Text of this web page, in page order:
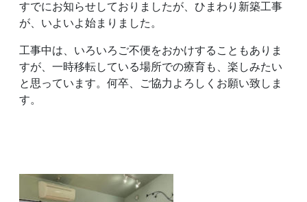
すでにお知らせしておりましたが、ひまわり新築工事
が、いよいよ始まりました。
工事中は、いろいろご不便をおかけすることもありま
すが、一時移転している場所での療育も、楽しみたい
と思っています。何卒、ご協力よろしくお願い致しま
す。